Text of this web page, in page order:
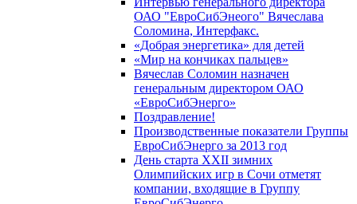
ОАО "ЕвроСибЭнеого" Вячеслава
Соломина, Интерфакс.
«Добрая энергетика» для детей
«Мир на кончиках пальцев»
Вячеслав Соломин назначен
генеральным директором ОАО
«ЕвроСибЭнерго»
Поздравление!
Производственные показатели Группы
ЕвроСибЭнерго за 2013 год
День старта XXII зимних
Олимпийских игр в Сочи отметят
компании, входящие в Группу